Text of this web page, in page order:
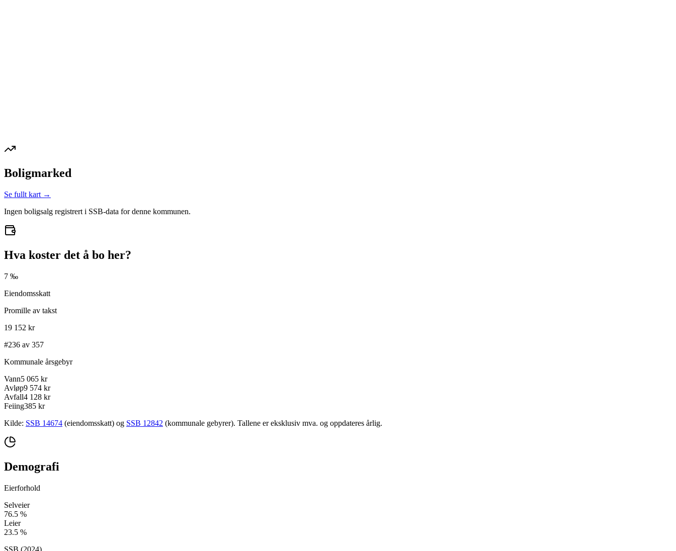
Boligmarked
Se fullt kart →
Ingen boligsalg registrert i SSB-data for denne kommunen.
Hva koster det å bo her?
7 ‰
Eiendomsskatt
Promille av takst
19 152 kr
#236 av 357
Kommunale årsgebyr
Vann5 065 kr
Avløp9 574 kr
Avfall4 128 kr
Feiing385 kr
Kilde: SSB 14674 (eiendomsskatt) og SSB 12842 (kommunale gebyrer). Tallene er eksklusiv mva. og oppdateres årlig.
Demografi
Eierforhold
Selveier
76.5 %
Leier
23.5 %
SSB (2024)